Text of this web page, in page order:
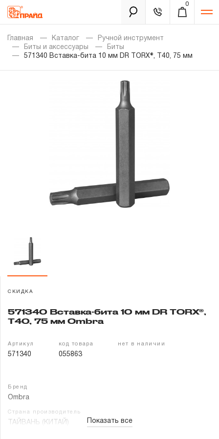
0
Каталог
Золотая лихорадка
Гарантия и сервис
Доставка и оплата
Контакты
Забыли пароль?
Главная Каталог
Ручной инструмент
Биты и аксессуары
Биты
571340 Вставка-бита 10 мм DR TORX®, T40, 75 мм
СКИДКА
571340 Вставка-бита 10 мм DR TORX®,
T40, 75 мм Ombra
Артикул
571340
код товара
055863
нет в наличии
Бренд
Ombra
Страна производитель
ТАЙВАНЬ (КИТАЙ) Показать все